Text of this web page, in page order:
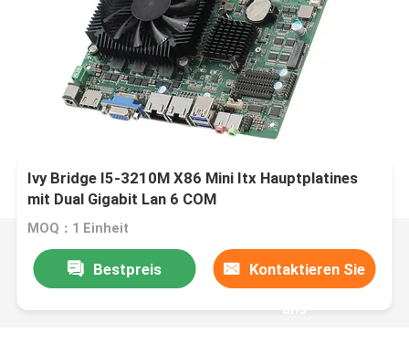
Ivy Bridge I5-3210M X86 Mini Itx Hauptplatines
mit Dual Gigabit Lan 6 COM
MOQ：1 Einheit
Bestpreis Kontaktieren Sie
uns